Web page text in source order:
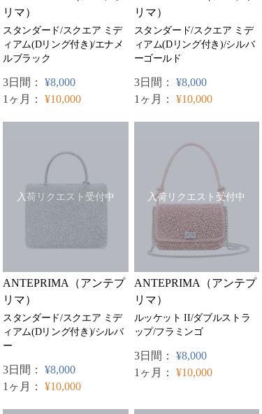
リマ）
スタンダード/スクエア ミデ
ィアム(Dリング付き)/エナメ
ルブラック
3日間： ¥8,000
1ヶ月： ¥10,000
リマ）
スタンダード/スクエア ミデ
ィアム(Dリング付き)/シルバ
ーゴールド
3日間： ¥8,000
1ヶ月： ¥10,000
入荷リクエスト受付中
ANTEPRIMA（アンテプ
リマ）
スタンダード/スクエア ミデ
ィアム(Dリング付き)/シルバ
ー
3日間： ¥8,000
1ヶ月： ¥10,000
入荷リクエスト受付中
ANTEPRIMA（アンテプ
リマ）
ルッケット II/ダブルストラ
ップ/フラミンゴ
3日間： ¥8,000
1ヶ月： ¥10,000